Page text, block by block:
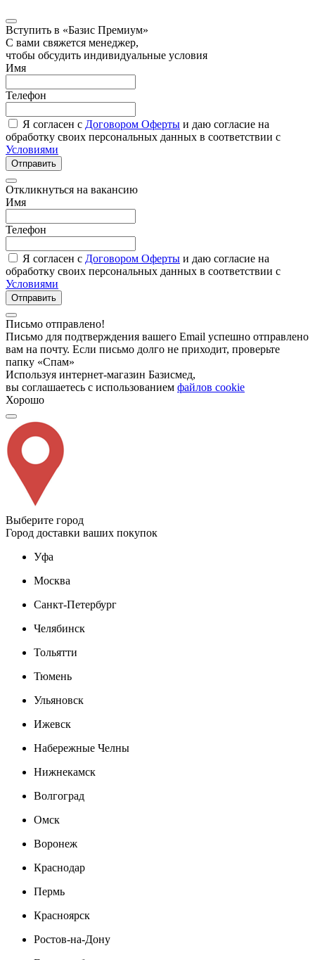
Вступить в «Базис Премиум»
С вами свяжется менеджер,
чтобы обсудить индивидуальные условия
Имя
Телефон
Я согласен с Договором Оферты и даю согласие на
обработку своих персональных данных в соответствии с
Условиями
Отправить
Откликнуться на вакансию
Имя
Телефон
Я согласен с Договором Оферты и даю согласие на
обработку своих персональных данных в соответствии с
Условиями
Отправить
Письмо отправлено!
Письмо для подтверждения вашего Email успешно отправлено
вам на почту. Если письмо долго не приходит, проверьте
папку «Спам»
Используя интернет-магазин Базисмед,
вы соглашаетесь с использованием файлов cookie
Хорошо
Выберите город
Город доставки ваших покупок
Уфа
Москва
Санкт-Петербург
Челябинск
Тольятти
Тюмень
Ульяновск
Ижевск
Набережные Челны
Нижнекамск
Волгоград
Омск
Воронеж
Краснодар
Пермь
Красноярск
Ростов-на-Дону